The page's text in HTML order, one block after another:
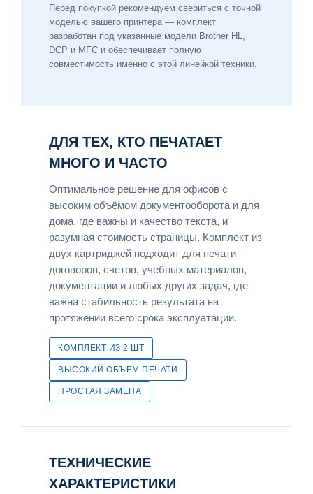
Перед покупкой рекомендуем свериться с точной
моделью вашего принтера — комплект
разработан под указанные модели Brother HL,
DCP и MFC и обеспечивает полную
совместимость именно с этой линейкой техники.
ДЛЯ ТЕХ, КТО ПЕЧАТАЕТ
МНОГО И ЧАСТО
Оптимальное решение для офисов с
высоким объёмом документооборота и для
дома, где важны и качество текста, и
разумная стоимость страницы. Комплект из
двух картриджей подходит для печати
договоров, счетов, учебных материалов,
документации и любых других задач, где
важна стабильность результата на
протяжении всего срока эксплуатации.
КОМПЛЕКТ ИЗ 2 ШТ
ВЫСОКИЙ ОБЪЁМ ПЕЧАТИ
ПРОСТАЯ ЗАМЕНА
ТЕХНИЧЕСКИЕ
ХАРАКТЕРИСТИКИ